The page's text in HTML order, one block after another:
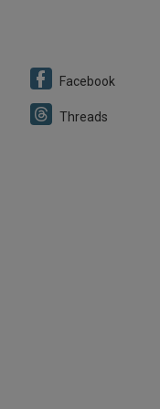
Facebook
Threads